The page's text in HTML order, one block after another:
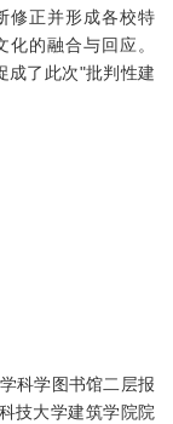
修正并形成各校特
的融合与回应。
成了此次"批判性建
科学图书馆二层报
技大学建筑学院院